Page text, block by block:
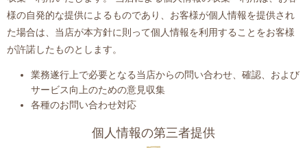
様の自発的な提供によるものであり、お客様が個人情報を提供され
た場合は、当店が本方針に則って個人情報を利用することをお客様
が許諾したものとします。
業務遂行上で必要となる当店からの問い合わせ、確認、および
サービス向上のための意見収集
各種のお問い合わせ対応
個人情報の第三者提供